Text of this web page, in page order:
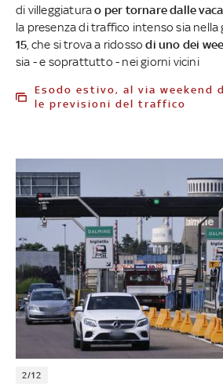
di villeggiaturao per tornare dalle
la presenza di traffico intenso sia nella
15 , che si trova a ridossodi uno dei
sia - e soprattutto - nei giorni vicini
Esodo estivo, al via weekend da bollino rosso:
le previsioni del traffico
2/12